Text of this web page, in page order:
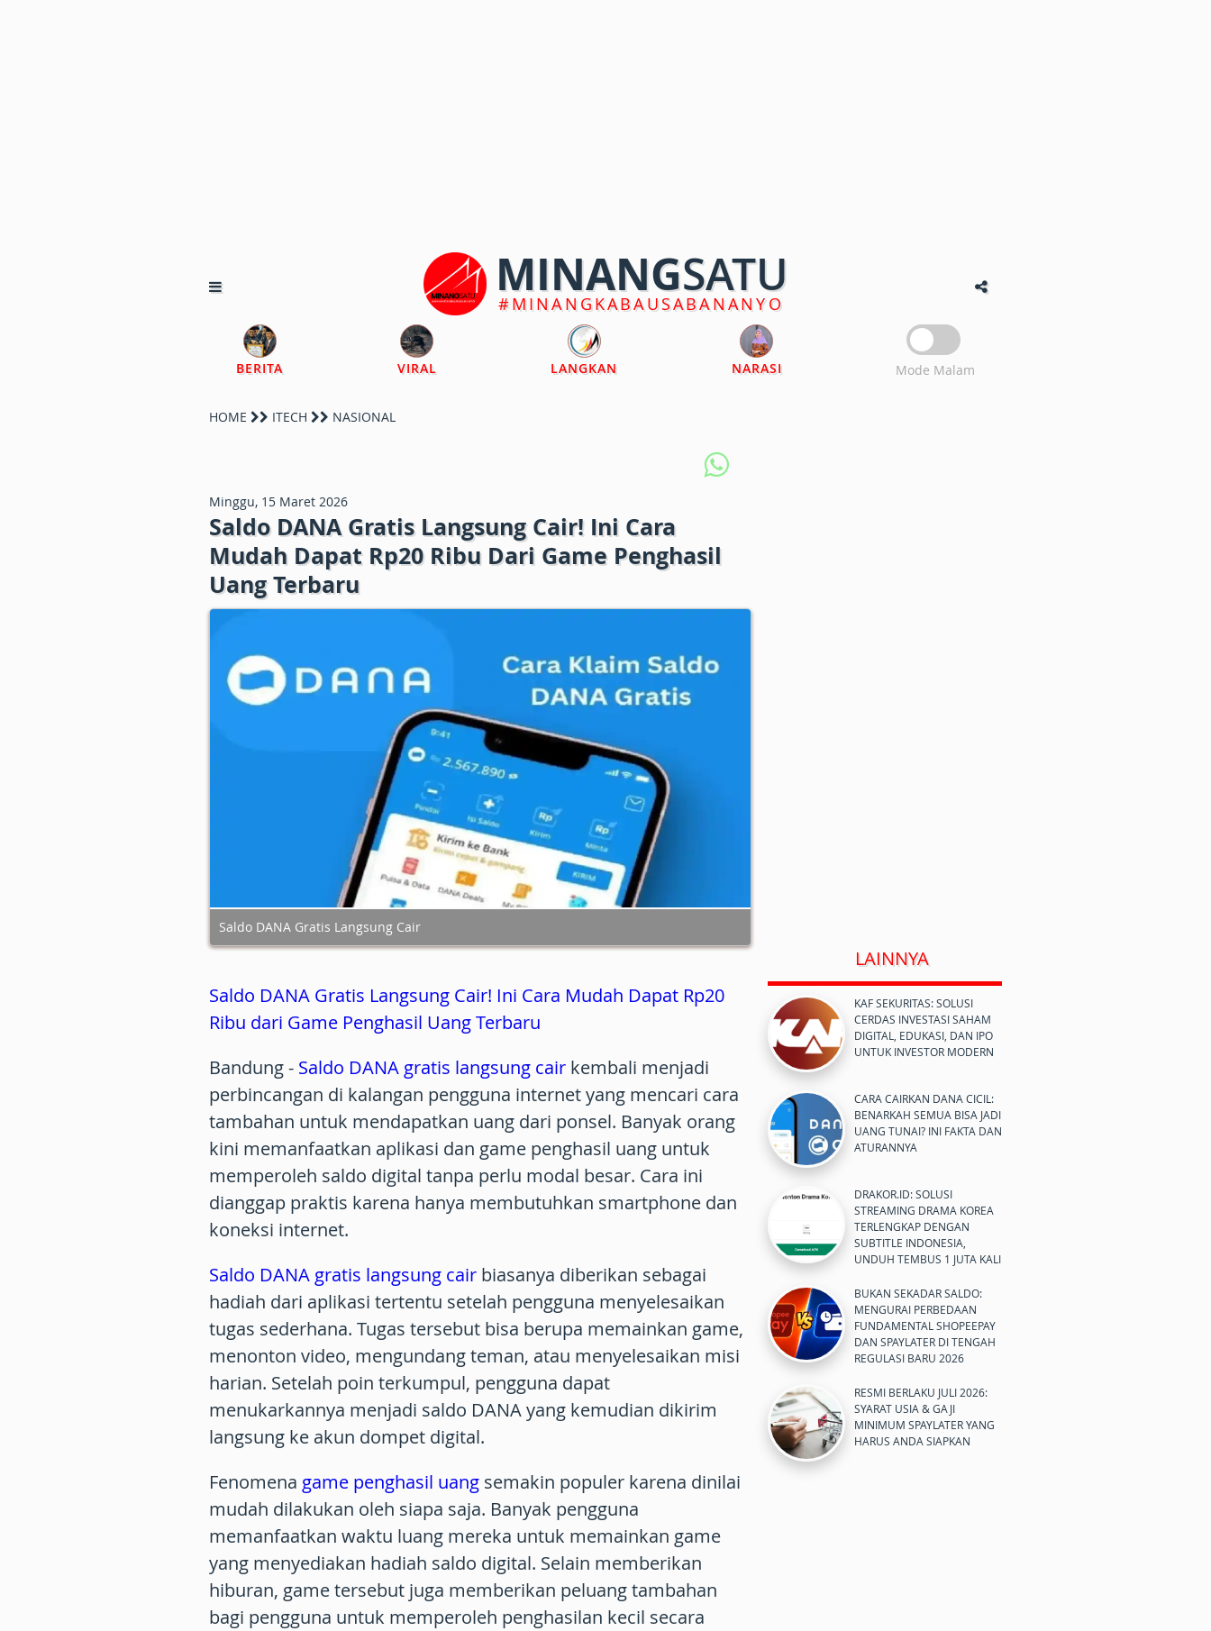
MINANGSATU
#MINANGKABAUSABANANYO
BERITA VIRAL LANGKAN NARASI Mode Malam
HOME ITECH NASIONAL
Minggu, 15 Maret 2026
Saldo DANA Gratis Langsung Cair! Ini Cara
Mudah Dapat Rp20 Ribu Dari Game Penghasil
Uang Terbaru
Saldo DANA Gratis Langsung Cair
Saldo DANA Gratis Langsung Cair! Ini Cara Mudah Dapat Rp20
Ribu dari Game Penghasil Uang Terbaru
Bandung- Saldo DANA gratis langsung cair kembali menjadi
perbincangan di kalangan pengguna internet yang mencari cara
tambahan untuk mendapatkan uang dari ponsel. Banyak orang
kini memanfaatkan aplikasi dan game penghasil uang untuk
memperoleh saldo digital tanpa perlu modal besar. Cara ini
dianggap praktis karena hanya membutuhkan smartphone dan
koneksi internet.
Saldo DANA gratis langsung cair biasanya diberikan sebagai
hadiah dari aplikasi tertentu setelah pengguna menyelesaikan
tugas sederhana. Tugas tersebut bisa berupa memainkan game,
menonton video, mengundang teman, atau menyelesaikan misi
harian. Setelah poin terkumpul, pengguna dapat
menukarkannya menjadi saldo DANA yang kemudian dikirim
langsung ke akun dompet digital.
Fenomena game penghasil uang semakin populer karena dinilai
mudah dilakukan oleh siapa saja. Banyak pengguna
memanfaatkan waktu luang mereka untuk memainkan game
yang menyediakan hadiah saldo digital. Selain memberikan
hiburan, game tersebut juga memberikan peluang tambahan
bagi pengguna untuk memperoleh penghasilan kecil secara
LAINNYA
KAF SEKURITAS: SOLUSI
CERDAS INVESTASI SAHAM
DIGITAL, EDUKASI, DAN IPO
UNTUK INVESTOR MODERN
CARA CAIRKAN DANA CICIL:
BENARKAH SEMUA BISA JADI
UANG TUNAI? INI FAKTA DAN
ATURANNYA
DRAKOR.ID: SOLUSI
STREAMING DRAMA KOREA
TERLENGKAP DENGAN
SUBTITLE INDONESIA,
UNDUH TEMBUS 1 JUTA KALI
BUKAN SEKADAR SALDO:
MENGURAI PERBEDAAN
FUNDAMENTAL SHOPEEPAY
DAN SPAYLATER DI TENGAH
REGULASI BARU 2026
RESMI BERLAKU JULI 2026:
SYARAT USIA & GAJI
MINIMUM SPAYLATER YANG
HARUS ANDA SIAPKAN